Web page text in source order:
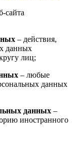
сайта
– действия,
данных
лиц;
– любые
данных
данных –
иностранного